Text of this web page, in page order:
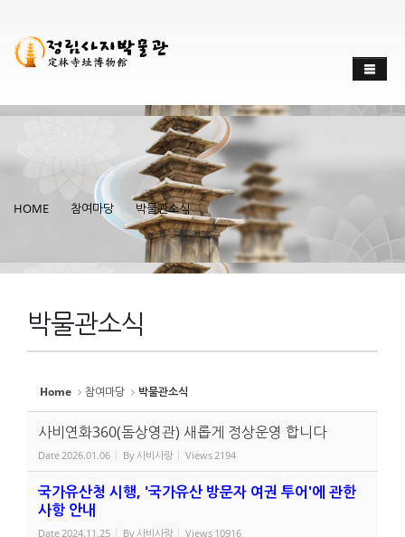
HOME 참여마당 박물관소식
박물관소식
Home 참여마당 박물관소식
사비연화360(돔상영관) 새롭게 정상운영 합니다
Date2026.01.06 By사비사랑 Views2194
국가유산청 시행, '국가유산 방문자 여권 투어'에 관한
사항 안내
Date2024.11.25 By사비사랑 Views 10916
스케치북5
스케치북5